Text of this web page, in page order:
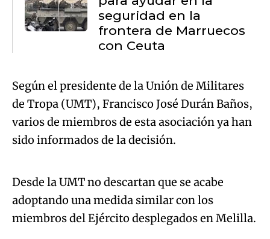
seguridad en la
frontera de Marruecos
con Ceuta
Según el presidente de la Unión de Militares
de Tropa (UMT), Francisco José Durán Baños,
varios de miembros de esta asociación ya han
sido informados de la decisión.
Algo salió mal.
Try again
Desde la UMT no descartan que se acabe
adoptando una medida similar con los
miembros del Ejército desplegados en Melilla.